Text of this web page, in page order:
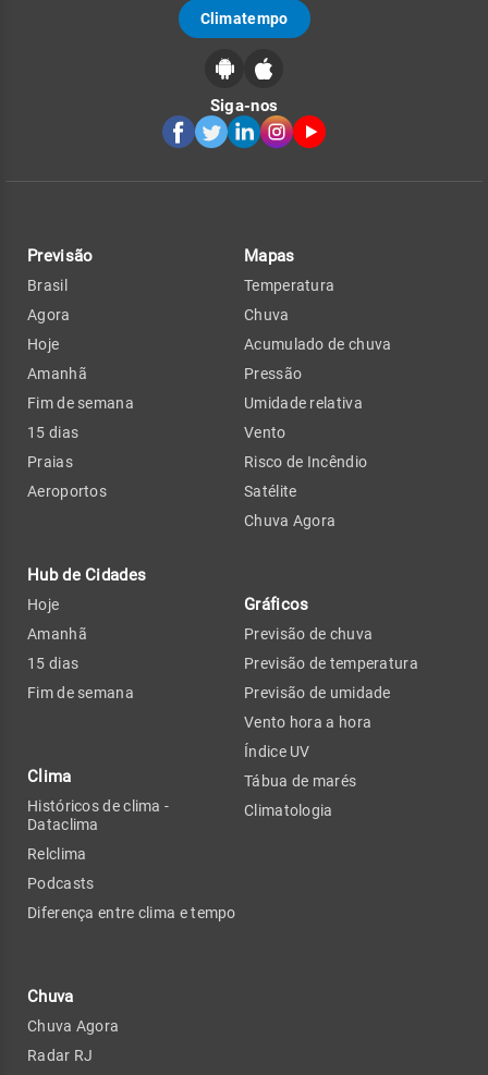
Climatempo
Siga-nos
Previsão
Brasil
Agora
Hoje
Amanhã
Fim de semana
15 dias
Praias
Aeroportos
Hub de Cidades
Hoje
Amanhã
15 dias
Fim de semana
Clima
Históricos de clima -
Dataclima
Relclima
Podcasts
Diferença entre clima e tempo
Chuva
Chuva Agora
Radar RJ
Mapas
Temperatura
Chuva
Acumulado de chuva
Pressão
Umidade relativa
Vento
Risco de Incêndio
Satélite
Chuva Agora
Gráficos
Previsão de chuva
Previsão de temperatura
Previsão de umidade
Vento hora a hora
Índice UV
Tábua de marés
Climatologia